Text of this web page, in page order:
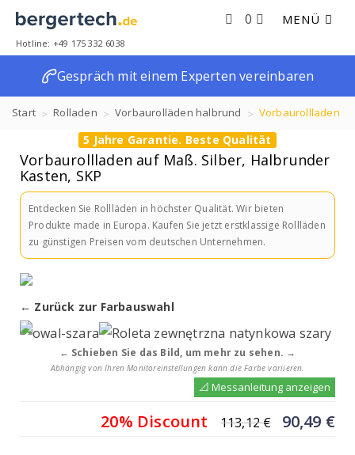
MENÜ
0
Hotline: +49 175 332 6038
Gespräch mit einem Experten vereinbaren
Start Rolladen Vorbaurolläden halbrund Vorbaurollladen
auf Maß. Silber, Halbrunder Kasten, SKP
Vorbaurollladen auf Maß. Silber, Halbrunder
Kasten, SKP
Entdecken Sie Rollläden in höchster Qualität. Wir bieten
Produkte made in Europa. Kaufen Sie jetzt erstklassige Rollläden
zu günstigen Preisen vom deutschen Unternehmen.
← Zurück zur Farbauswahl
☀ LIEFERZEIT: 10 - 14 WERKTAGE.
← Schieben Sie das Bild, um mehr zu sehen. →
Abhängig von Ihren Monitoreinstellungen kann die Farbe variieren.
📐 Messanleitung anzeigen
20% Discount 113,12€ 90,49 €
5 Jahre Garantie. Beste Qualität